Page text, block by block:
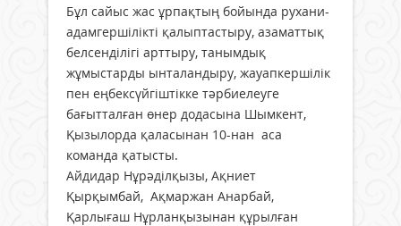
Бұл сайыс жас ұрпақтың бойында рухани-
адамгершілікті қалыптастыру, азаматтық
белсенділігі арттыру, танымдық
жұмыстарды ынталандыру, жауапкершілік
пен еңбексүйгіштікке тәрбиелеуге
бағытталған өнер до­дасына Шымкент,
Қызылорда қала­сынан 10-нан аса
команда қатысты.
Айдидар Нұрәділқызы, Ақниет
Қырқымбай, Ақмаржан Анарбай,
Қарлығаш Нұрланқызынан құрылған